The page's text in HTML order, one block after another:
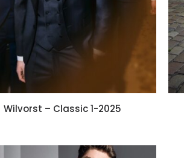
Wilvorst – Classic 1-2025